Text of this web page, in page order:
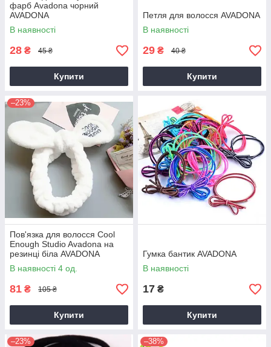
фарб Avadona чорний
AVADONA
В наявності
28 ₴ 45 ₴
Купити
Петля для волосся AVADONA
В наявності
29 ₴ 40 ₴
Купити
–23%
Пов'язка для волосся Cool
Enough Studio Avadona на
резинці біла AVADONA
В наявності 4 од.
81 ₴ 105 ₴
Купити
Гумка бантик AVADONA
В наявності
17 ₴
Купити
–23% –38%